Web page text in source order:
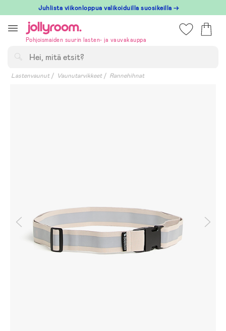
till
innehållet
Juhlista viikonloppua valikoiduilla suosikeilla →
Pohjoismaiden suurin lasten- ja vauvakauppa
Lastenvaunut Vaunutarvikkeet Rannehihnat